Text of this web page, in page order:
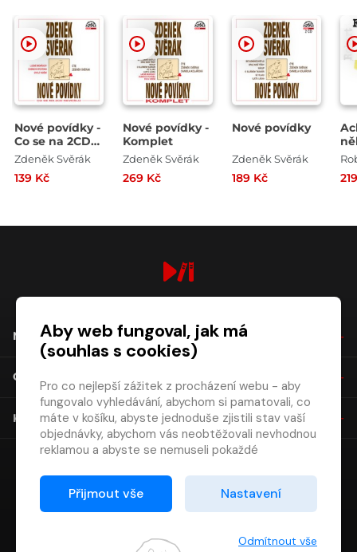
Nové povídky -
Co se na 2CD
nevešlo
Zdeněk Svěrák
139 Kč
Nové povídky -
Komplet
Zdeněk Svěrák
269 Kč
Nové povídky
Zdeněk Svěrák
189 Kč
NÁKUP
O SPOLEČNOSTI
KONTAKT
Aby web fungoval, jak má
(souhlas s cookies)
Pro co nejlepší zážitek z procházení webu - aby
fungovalo vyhledávání, abychom si pamatovali, co
máte v košíku, abyste jednoduše zjistili stav vaší
objednávky, abychom vás neobtěžovali nevhodnou
reklamou a abyste se nemuseli pokaždé
Proto od vás potřebujeme souhlas se
zpracováním souborů cookies
Děkujeme, že nám ho dáte a pomůžete nám tak
Přijmout vše Nastavení
Odmítnout vše